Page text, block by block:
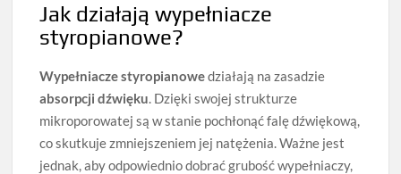
Jak działają wypełniacze
styropianowe?
Wypełniacze styropianowedziałają na zasadzie
absorpcji dźwięku. Dzięki swojej strukturze
mikroporowatej są w stanie pochłonąć falę dźwiękową,
co skutkuje zmniejszeniem jej natężenia. Ważne jest
jednak, aby odpowiednio dobrać grubość wypełniaczy,